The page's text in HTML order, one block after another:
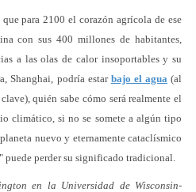
para 2100 el corazón agrícola de ese
con sus 400 millones de habitantes,
a las olas de calor insoportables y su
Shanghai, podría estar bajo el agua(al
quién sabe cómo será realmente el
climático, si no se somete a algún tipo
nuevo y eternamente cataclísmico
puede perder su significado tradicional.
en la Universidad de Wisconsin-